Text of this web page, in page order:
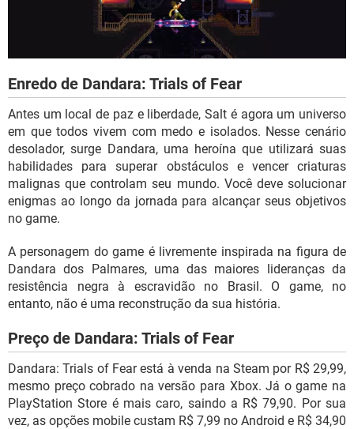
Enredo de Dandara: Trials of Fear
Antes um local de paz e liberdade, Salt é agora um universo
em que todos vivem com medo e isolados. Nesse cenário
desolador, surge Dandara, uma heroína que utilizará suas
habilidades para superar obstáculos e vencer criaturas
malignas que controlam seu mundo. Você deve solucionar
enigmas ao longo da jornada para alcançar seus objetivos
no game.
A personagem do game é livremente inspirada na figura de
Dandara dos Palmares, uma das maiores lideranças da
resistência negra à escravidão no Brasil. O game, no
entanto, não é uma reconstrução da sua história.
Preço de Dandara: Trials of Fear
Dandara: Trials of Fear está à venda na Steam por R$ 29,99,
mesmo preço cobrado na versão para Xbox. Já o game na
PlayStation Store é mais caro, saindo a R$ 79,90. Por sua
vez, as opções mobile custam R$ 7,99 no Android e R$ 34,90